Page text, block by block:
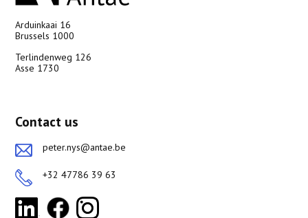
Arduinkaai 16
Brussels 1000
Terlindenweg 126
Asse 1730
Contact us
peter.nys@antae.be
+32 47786 39 63